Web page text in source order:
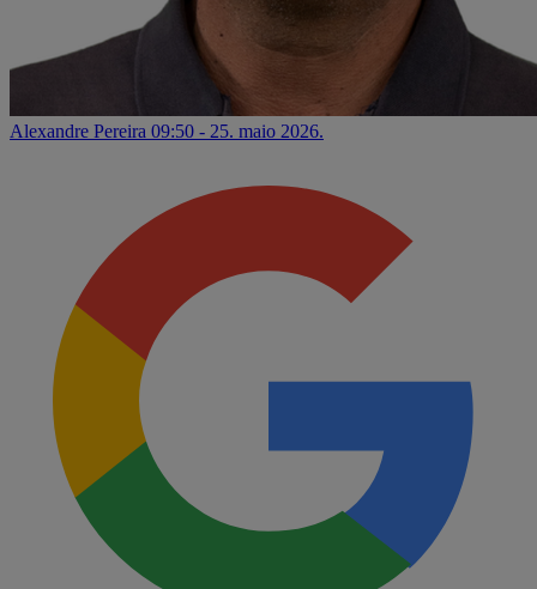
Alexandre Pereira 09:50 - 25. maio 2026.